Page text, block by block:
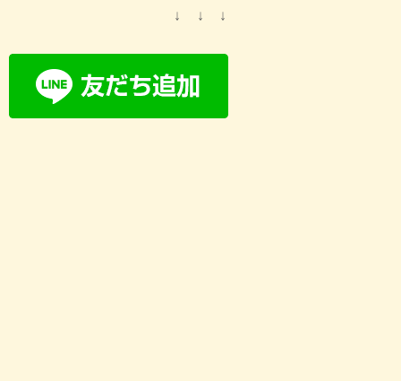
↓ ↓ ↓